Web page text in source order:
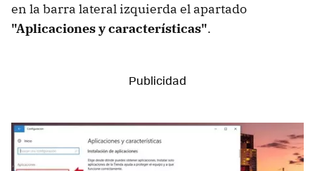
en la barra lateral izquierda el apartado
"Aplicaciones y características".